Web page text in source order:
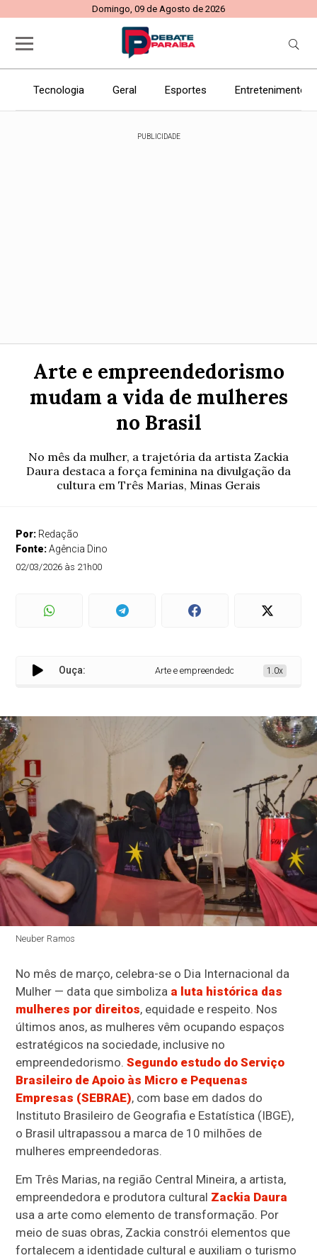
Domingo, 09 de Agosto de 2026
Tecnologia Geral Esportes Entretenimento
PUBLICIDADE
Arte e empreendedorismo
mudam a vida de mulheres
no Brasil
No mês da mulher, a trajetória da artista Zackia
Daura destaca a força feminina na divulgação da
cultura em Três Marias, Minas Gerais
Por: Redação
Fonte:Agência Dino
02/03/2026 às 21h00
Ouça: Arte e empreendedorismo mudam a vida
1.0x
Neuber Ramos
No mês de março, celebra-se o Dia Internacional da
Mulher — data que simboliza a luta histórica das
mulheres por direitos, equidade e respeito. Nos
últimos anos, as mulheres vêm ocupando espaços
estratégicos na sociedade, inclusive no
empreendedorismo.Segundo estudo do Serviço
Brasileiro de Apoio às Micro e Pequenas
Empresas (SEBRAE), com base em dados do
Instituto Brasileiro de Geografia e Estatística (IBGE),
o Brasil ultrapassou a marca de 10 milhões de
mulheres empreendedoras.
Em Três Marias, na região Central Mineira, a artista,
empreendedora e produtora cultural Zackia Daura
usa a arte como elemento de transformação. Por
meio de suas obras, Zackia constrói elementos que
fortalecem a identidade cultural e auxiliam o turismo